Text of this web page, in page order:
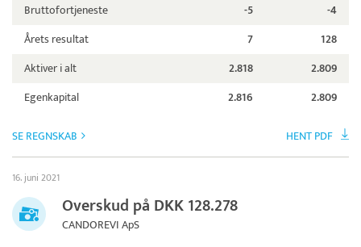
Bruttofortjeneste -5
-4
Årets resultat
7
128
Aktiver i alt
2.818
2.809
Egenkapital
2.816 2.809
SE REGNSKAB HENT PDF
16. juni 2021
Overskud på DKK 128.278
CANDOREVI ApS